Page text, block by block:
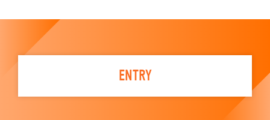
ENTRY